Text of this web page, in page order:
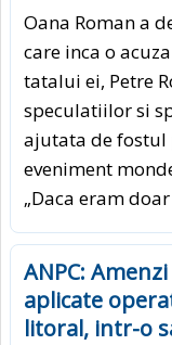
Oana Roman a
care inca o
tatalui ei, Petre
speculatiilor si
ajutata de fostul
eveniment
„Daca eram
ANPC:
aplicate
litoral, intr-o